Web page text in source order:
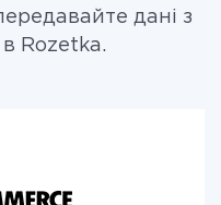
дані з
Rozetka.